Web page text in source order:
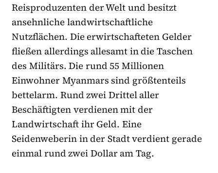
Reisproduzenten der Welt und besitzt
ansehnliche landwirtschaftliche
Nutzflächen. Die erwirtschafteten Gelder
fließen allerdings allesamt in die Taschen
des Militärs. Die rund 55 Millionen
Einwohner Myanmars sind größtenteils
bettelarm. Rund zwei Drittel aller
Beschäftigten verdienen mit der
Landwirtschaft ihr Geld. Eine
Seidenweberin in der Stadt verdient gerade
einmal rund zwei Dollar am Tag.